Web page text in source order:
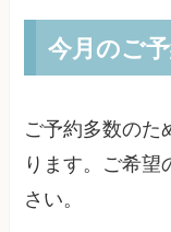
今月のご
ご予約多数のた
ります。ご希望
さい。